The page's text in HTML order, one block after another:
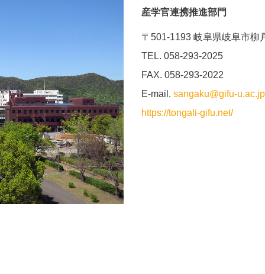
産学官連携推進部門
〒501-1193 岐阜県岐阜市柳
TEL. 058-293-2025
FAX. 058-293-2022
E-mail. sangaku@gifu-u.ac.jp
https://tongali-gifu.net/